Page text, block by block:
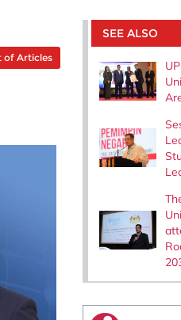
of Articles
SEE ALSO